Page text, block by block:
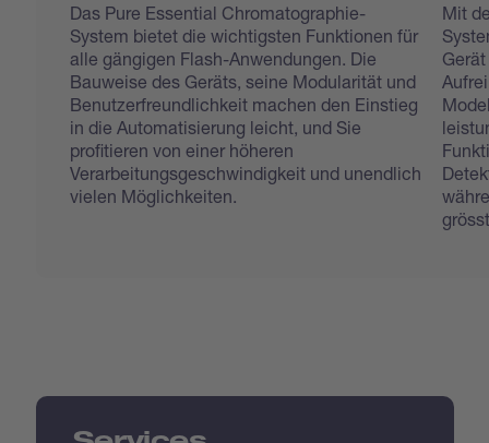
Das Pure Essential Chromatographie-
System bietet die wichtigsten Funktionen für
alle gängigen Flash-Anwendungen. Die
Bauweise des Geräts, seine Modularität und
Benutzerfreundlichkeit machen den Einstieg
in die Automatisierung leicht, und Sie
profitieren von einer höheren
Verarbeitungsgeschwindigkeit und unendlich
vielen Möglichkeiten.
Mit